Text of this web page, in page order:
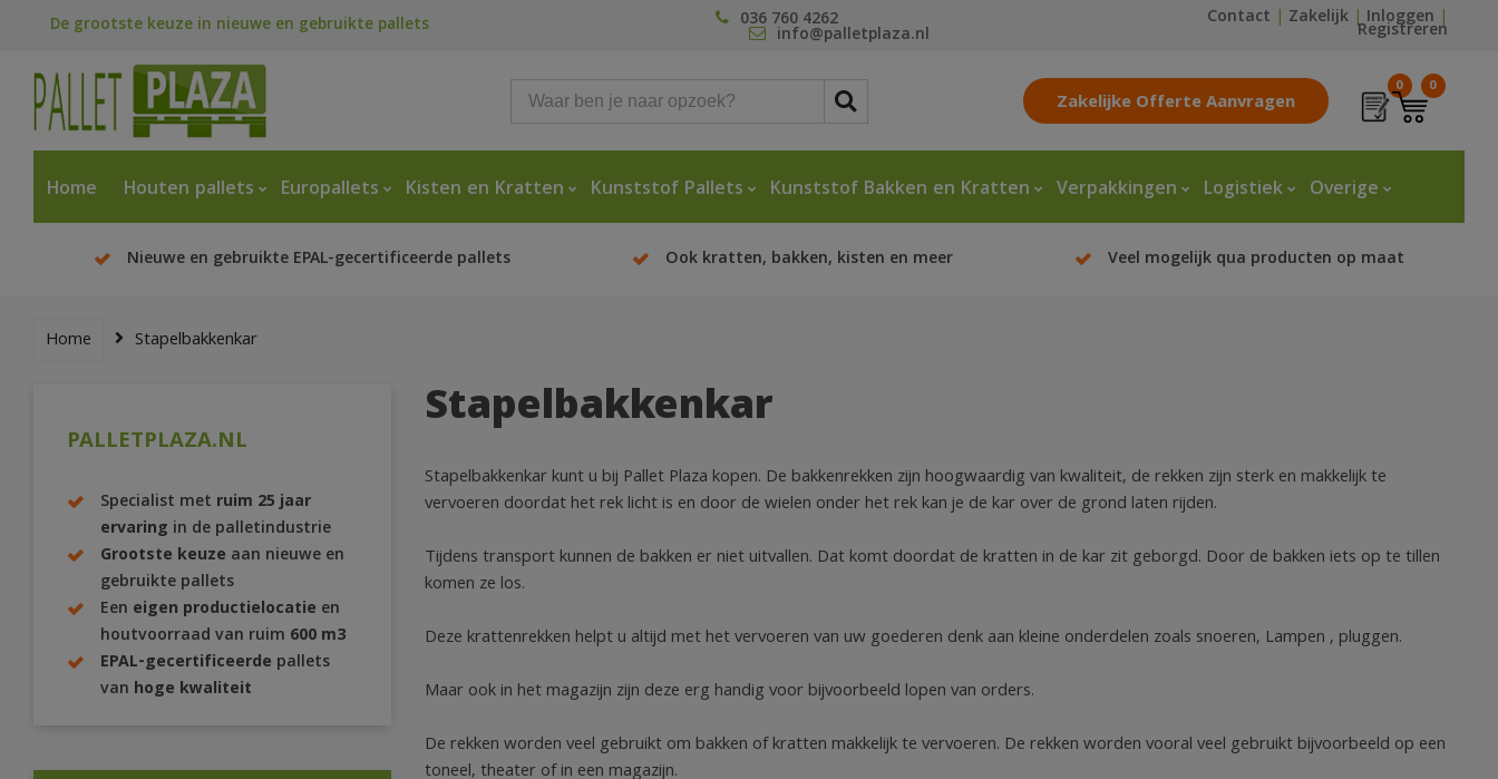
De grootste keuze in nieuwe en gebruikte pallets 036 760 4262
info@palletplaza.nl
Contact | Zakelijk |Inloggen |
Registreren
Zakelijke Offerte Aanvragen
0 0
Home Houten pallets Europallets Kisten en Kratten Kunststof Pallets Kunststof Bakken en Kratten Verpakkingen Logistiek Overige
Nieuwe en gebruikte EPAL-gecertificeerde pallets Ook kratten, bakken, kisten en meer Veel mogelijk qua producten op maat
Home Stapelbakkenkar
PALLETPLAZA.NL
Specialist met ruim 25 jaar
ervaring in de palletindustrie
Grootste keuze aan nieuwe en
gebruikte pallets
Een eigen productielocatie en
houtvoorraad van ruim 600 m3
EPAL-gecertificeerde pallets
van hoge kwaliteit
Stapelbakkenkar
Stapelbakkenkar kunt u bij Pallet Plaza kopen. De bakkenrekken zijn hoogwaardig van kwaliteit, de rekken zijn sterk en makkelijk te
vervoeren doordat het rek licht is en door de wielen onder het rek kan je de kar over de grond laten rijden.
Tijdens transport kunnen de bakken er niet uitvallen. Dat komt doordat de kratten in de kar zit geborgd. Door de bakken iets op te tillen
komen ze los.
Deze krattenrekken helpt u altijd met het vervoeren van uw goederen denk aan kleine onderdelen zoals snoeren, Lampen , pluggen.
Maar ook in het magazijn zijn deze erg handig voor bijvoorbeeld lopen van orders.
De rekken worden veel gebruikt om bakken of kratten makkelijk te vervoeren. De rekken worden vooral veel gebruikt bijvoorbeeld op een
toneel, theater of in een magazijn.